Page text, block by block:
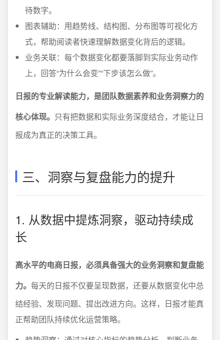
待数字。
图表辅助：用趋势线、结构图、分布图等可视化方
式，帮助阅读者快速理解数据变化背后的逻辑。
业务关联：每个数据变化都要落脚到实际业务动作
上，回答“为什么会变”“下步该怎么做”。
日报的专业解读能力，是团队数据素养和业务洞察力的
核心体现。 只有把数据和实际业务深度结合，才能让日
报成为真正的决策工具。
三、洞察与复盘能力的提升
1. 从数据中提炼洞察，驱动持续成
长
高水平的电商日报，必须具备强大的业务洞察和复盘能
力。 每天的日报不仅要呈现数据，还要从数据变化中总
结经验、发现问题、提出改进方向。这样，日报才能真
正帮助团队持续优化运营策略。